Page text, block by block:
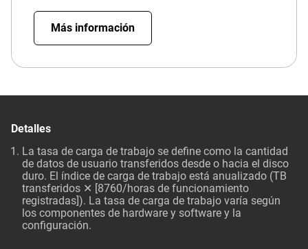
Más información
Detalles
La tasa de carga de trabajo se define como la cantidad
de datos de usuario transferidos desde o hacia el disco
duro. El índice de carga de trabajo está anualizado (TB
transferidos ✕ [8760/horas de funcionamiento
registradas]). La tasa de carga de trabajo varía según
los componentes de hardware y software y la
configuración.